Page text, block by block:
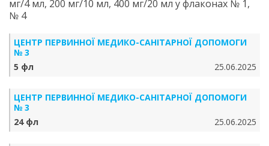
мг/4 мл, 200 мг/10 мл, 400 мг/20 мл у флаконах № 1,
№ 4
ЦЕНТР ПЕРВИННОЇ МЕДИКО-САНІТАРНОЇ ДОПОМОГИ
№ 3
5 фл
25.06.2025
ЦЕНТР ПЕРВИННОЇ МЕДИКО-САНІТАРНОЇ ДОПОМОГИ
№ 3
24 фл
25.06.2025